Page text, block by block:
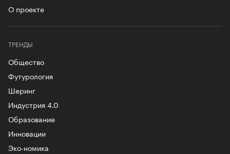
О проекте
ТРЕНДЫ
Общество
Футурология
Шеринг
Индустрия 4.0
Образование
Инновации
Эко-номика